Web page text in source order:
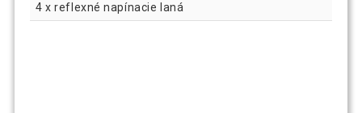
4 x reflexné napínacie laná